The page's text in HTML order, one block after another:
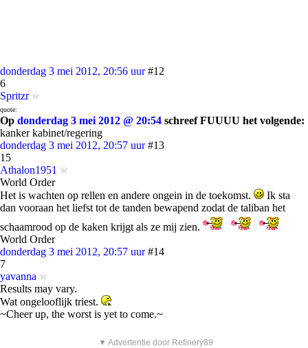
donderdag 3 mei 2012, 20:56 uur #12
6
Spritzr
quote:
Op donderdag 3 mei 2012 @ 20:54 schreef FUUUU het volgende:
kanker kabinet/regering
donderdag 3 mei 2012, 20:57 uur #13
15
Athalon1951
World Order
Het is wachten op rellen en andere ongein in de toekomst.
Ik sta
dan vooraan het liefst tot de tanden bewapend zodat de taliban het
schaamrood op de kaken krijgt als ze mij zien.
World Order
donderdag 3 mei 2012, 20:57 uur #14
7
yavanna
Results may vary.
Wat ongelooflijk triest.
~Cheer up, the worst is yet to come.~
▼ Advertentie door Refinery89